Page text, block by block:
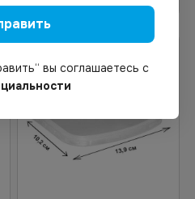
вы соглашаетесь с